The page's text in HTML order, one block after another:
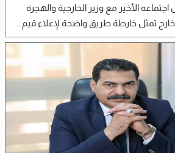
الأخير مع وزير الخارجية والهجرة
تمثل خارطة طريق واضحة لإعلاء قيم...